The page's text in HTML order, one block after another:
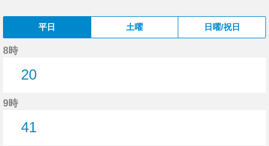
平日 土曜 日曜/祝日
8時
20
9時
41